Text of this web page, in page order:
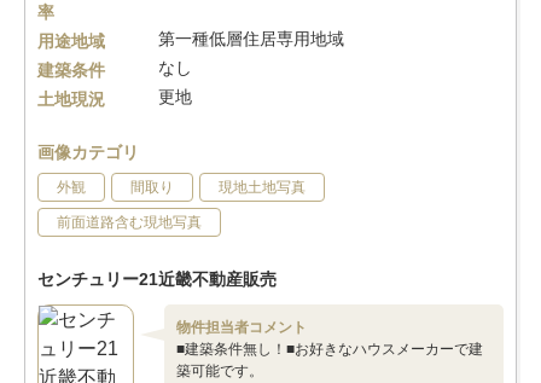
率
用途地域
第一種低層住居専用地域
建築条件
なし
土地現況
更地
画像カテゴリ
外観 間取り 現地土地写真
前面道路含む現地写真
センチュリー21近畿不動産販売
物件担当者コメント
■建築条件無し！■お好きなハウスメーカーで建
築可能です。